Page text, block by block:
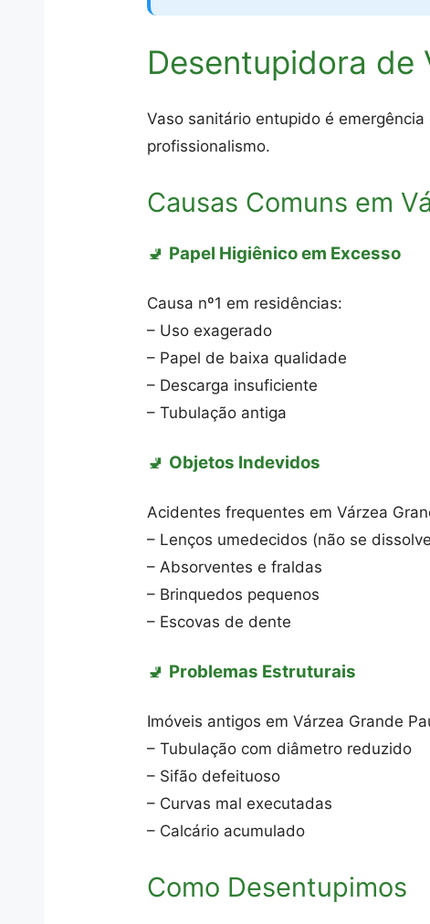
Desentupidora de
Vaso sanitário entupido é
profissionalismo.
Causas Comuns em
🚽 Papel Higiênico em Excesso
Causa nº1 em residências:
– Uso exagerado
– Papel de baixa qualidade
– Descarga insuficiente
– Tubulação antiga
🚽 Objetos Indevidos
Acidentes frequentes em Várzea
– Lenços umedecidos (não se
– Absorventes e fraldas
– Brinquedos pequenos
– Escovas de dente
🚽 Problemas Estruturais
Imóveis antigos em Várzea Grande
– Tubulação com diâmetro reduzido
– Sifão defeituoso
– Curvas mal executadas
– Calcário acumulado
Como Desentupimos